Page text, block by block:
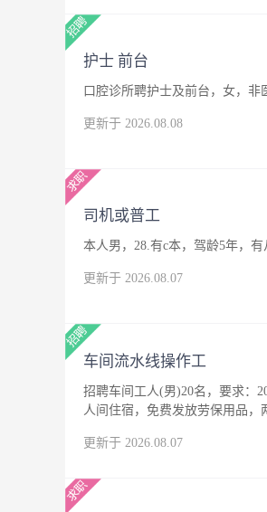
护士 前台
口腔诊所聘护士及前台，女，非
更新于 2026.08.08
司机或普工
本人男，28.有c本，驾龄5年，
更新于 2026.08.07
车间流水线操作工
招聘车间工人(男)20名，要求：
人间住宿，免费发放劳保用品，
更新于 2026.08.07